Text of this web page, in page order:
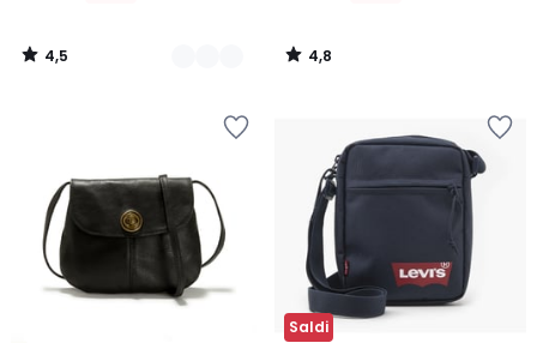
4,5
/
4,8
/
Saldi